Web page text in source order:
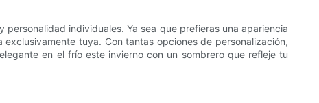
individuales. Ya sea que prefieras una apariencia
tuya. Con tantas opciones de personalización,
en el frío este invierno con un sombrero que refleje tu